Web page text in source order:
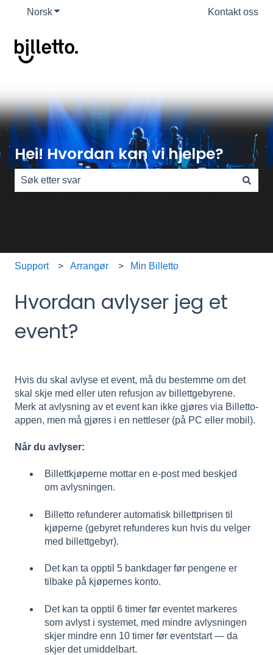
NorskVis undermeny for oversettelser Kontakt oss
Hei! Hvordan kan vi hjelpe?
Support Arrangør Min Billetto
Hvordan avlyser jeg et
event?
Hvis du skal avlyse et event, må du bestemme om det
skal skje med eller uten refusjon av billettgebyrene.
Merk at avlysning av et event kan ikke gjøres via Billetto-
appen, men må gjøres i en nettleser (på PC eller mobil).
Når du avlyser:
Billettkjøperne mottar en e-post med beskjed
om avlysningen.
Billetto refunderer automatisk billettprisen til
kjøperne (gebyret refunderes kun hvis du velger
med billettgebyr).
Det kan ta opptil 5 bankdager før pengene er
tilbake på kjøpernes konto.
Det kan ta opptil 6 timer før eventet markeres
som avlyst i systemet, med mindre avlysningen
skjer mindre enn 10 timer før eventstart — da
skjer det umiddelbart.